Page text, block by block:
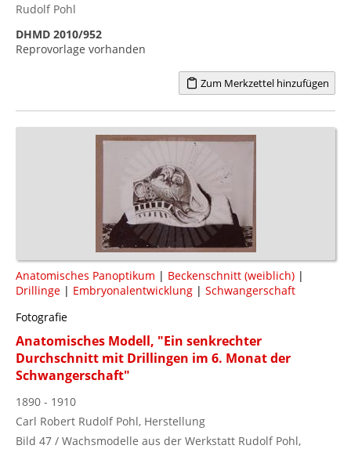
Rudolf Pohl
DHMD 2010/952
Reprovorlage vorhanden
Zum Merkzettel hinzufügen
Anatomisches Panoptikum | Beckenschnitt (weiblich) |
Drillinge | Embryonalentwicklung | Schwangerschaft
Fotografie
Anatomisches Modell, "Ein senkrechter
Durchschnitt mit Drillingen im 6. Monat der
Schwangerschaft"
1890 - 1910
Carl Robert Rudolf Pohl, Herstellung
Bild 47 / Wachsmodelle aus der Werkstatt Rudolf Pohl,